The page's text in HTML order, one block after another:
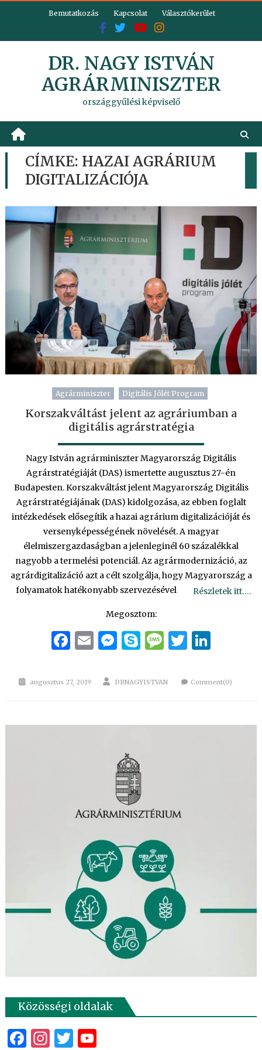
Bemutatkozás Kapcsolat Választókerület
DR. NAGY ISTVÁN
AGRÁRMINISZTER
országgyűlési képviselő
CÍMKE: HAZAI AGRÁRIUM
DIGITALIZÁCIÓJA
Agrárminiszter Digitális Jólét Program
Korszakváltást jelent az agráriumban a
digitális agrárstratégia
Nagy István agrárminiszter Magyarország Digitális
Agrárstratégiáját (DAS) ismertette augusztus 27-én
Budapesten. Korszakváltást jelent Magyarország Digitális
Agrárstratégiájának (DAS) kidolgozása, az ebben foglalt
intézkedések elősegítik a hazai agrárium digitalizációját és
versenyképességének növelését. A magyar
élelmiszergazdaságban a jelenleginél 60 százalékkal
nagyobb a termelési potenciál. Az agrármodernizáció, az
agrárdigitalizáció azt a célt szolgálja, hogy Magyarország a
folyamatok hatékonyabb szervezésével
Részletek itt….
Megosztom:
Facebook
EmailMessenger
Skype
Message
Twitter
Posted
augusztus 27, 2019 Author
DRNAGYISTVAN Comment(0)
Közösségi oldalak
Facebook
Instagram
Twitter
YouTube